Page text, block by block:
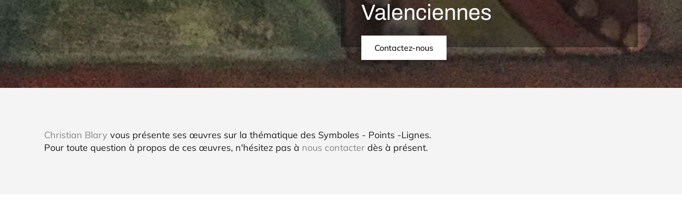
Valenciennes
Contactez-nous
Christian Blary vous présente ses œuvres sur la thématique des Symboles - Points -Lignes.
Pour toute question à propos de ces œuvres, n'hésitez pas à nous contacter dès à présent.